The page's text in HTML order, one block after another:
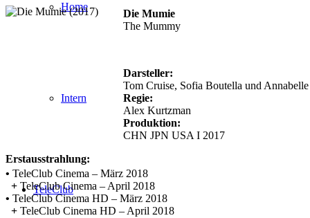
Home
Intern
TeleClub
Die Mumie
The Mummy
Darsteller:
Tom Cruise, Sofia Boutella und
Regie:
Alex Kurtzman
Produktion:
CHN JPN USA I 2017
Erstausstrahlung:
• TeleClub Cinema – März 2018
+ TeleClub Cinema – April 2018
• TeleClub Cinema HD – März 2018
+ TeleClub Cinema HD – April 2018